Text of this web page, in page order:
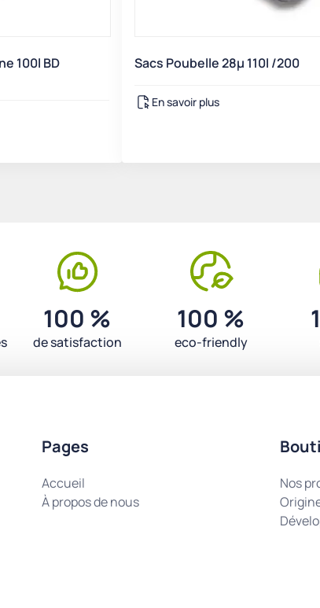
100l BD
Sacs Poubelle 28µ 110l /200
En savoir plus
100 %
de satisfaction
100 %
eco-friendly
Pages
Accueil
À propos de nous
Nos